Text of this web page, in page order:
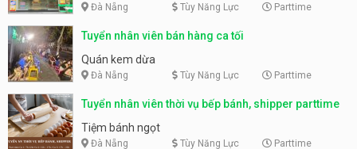
Đà Nẵng Tùy Năng Lực Parttime
Tuyển nhân viên bán hàng ca tối
Quán kem dừa
Đà Nẵng Tùy Năng Lực Parttime
Tuyển nhân viên thời vụ bếp bánh, shipper parttime
Tiệm bánh ngọt
Đà Nẵng Tùy Năng Lực Parttime